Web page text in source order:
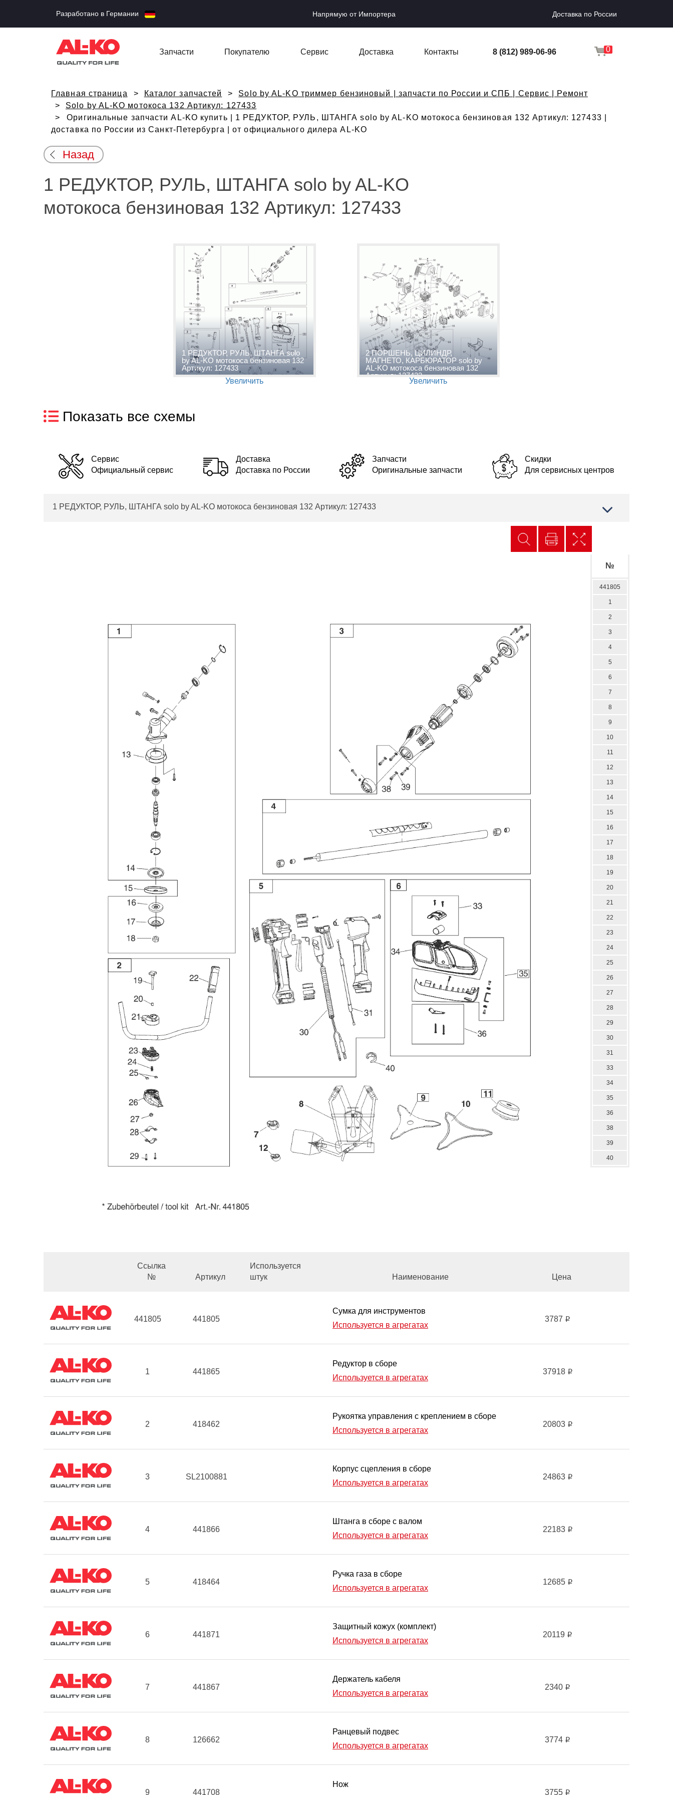
Разработано в Германии Напрямую от Импортера Доставка по России
Запчасти Покупателю Сервис Доставка Контакты 8 (812) 989-06-96 0
Главная страница Каталог запчастей
Solo by AL-KO триммер бензиновый | запчасти по России и СПБ | Сервис | Ремонт
Solo by AL-KO мотокоса 132 Артикул: 127433
Оригинальные запчасти AL-KO купить | 1 РЕДУКТОР, РУЛЬ, ШТАНГА solo by AL-KO мотокоса бензиновая 132 Артикул: 127433 |
доставка по России из Санкт-Петербурга | от официального дилера AL-KO
Назад
1 РЕДУКТОР, РУЛЬ, ШТАНГА solo by AL-KO
мотокоса бензиновая 132 Артикул: 127433
1 РЕДУКТОР, РУЛЬ, ШТАНГА solo
by AL-KO мотокоса бензиновая 132
Артикул: 127433
Увеличить
2 ПОРШЕНЬ, ЦИЛИНДР,
МАГНЕТО, КАРБЮРАТОР solo by
AL-KO мотокоса бензиновая 132
Артикул: 127433
Увеличить
Показать все схемы
Сервис
Официальный сервис
Доставка
Доставка по России
Запчасти
Оригинальные запчасти
Скидки
Для сервисных центров
1 РЕДУКТОР, РУЛЬ, ШТАНГА solo by AL-KO мотокоса бензиновая 132 Артикул: 127433
№
441805
1
2
3
4
5
6
7
8
9
10
11
12
13
14
15
16
17
18
19
20
21
22
23
24
25
26
27
28
29
30
31
33
34
35
36
38
39
40
Ссылка
№
Артикул
Используется
штук
Наименование Цена
441805 441805
Сумка для инструментов
Используется в агрегатах
3787 i
1 441865
Редуктор в сборе
Используется в агрегатах
37918 i
2 418462
Рукоятка управления с креплением в сборе
Используется в агрегатах
20803 i
3 SL2100881
Корпус сцепления в сборе
Используется в агрегатах
24863 i
4 441866
Штанга в сборе с валом
Используется в агрегатах
22183 i
5 418464
Ручка газа в сборе
Используется в агрегатах
12685 i
6 441871
Защитный кожух (комплект)
Используется в агрегатах
20119 i
7 441867
Держатель кабеля
Используется в агрегатах
2340 i
8 126662
Ранцевый подвес
Используется в агрегатах
3774 i
9 441708
Нож
3755 i